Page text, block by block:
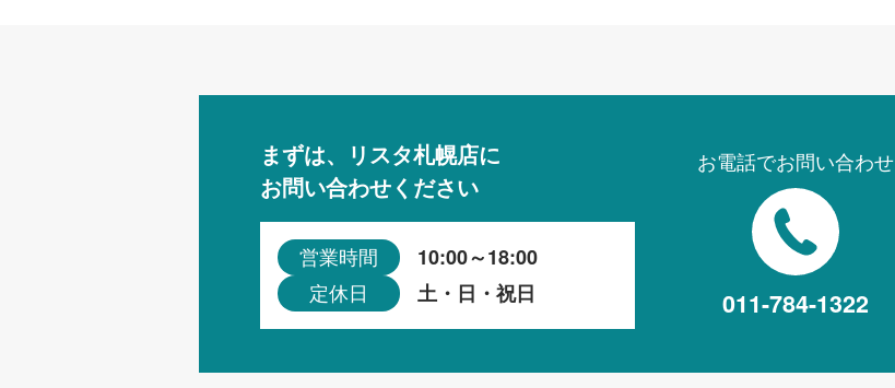
まずは、リスタ札幌店に
お問い合わせください
営業時間 10:00～18:00
定休日 土・日・祝日
お電話でお問い合わせ
011-784-1322